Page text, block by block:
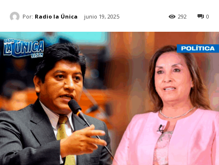
Por: Radio la Única junio 19, 2025 0
292